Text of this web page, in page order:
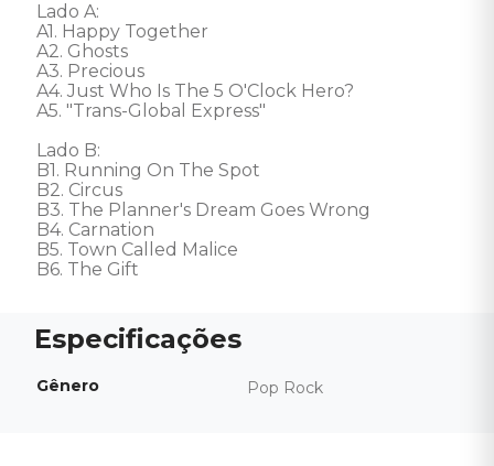
Lado A:
A1. Happy Together
A2. Ghosts
A3. Precious
A4. Just Who Is The 5 O'Clock Hero?
A5. "Trans-Global Express"
Lado B:
B1. Running On The Spot
B2. Circus
B3. The Planner's Dream Goes Wrong
B4. Carnation
B5. Town Called Malice
B6. The Gift
Gênero Pop Rock